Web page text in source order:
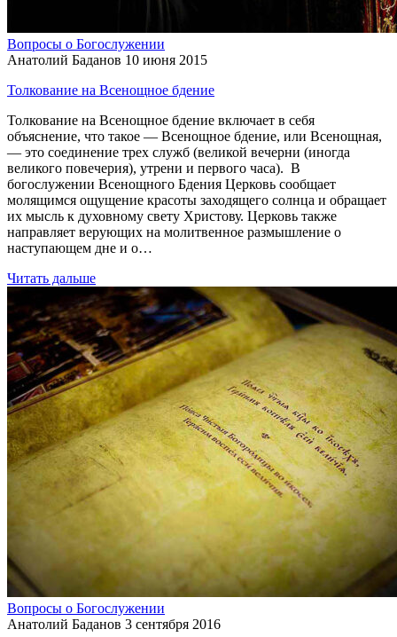
Вопросы о Богослужении
Анатолий Баданов 10 июня 2015
Толкование на Всенощное бдение
Толкование на Всенощное бдение включает в себя
объяснение, что такое — Всенощное бдение, или Всенощная,
— это соединение трех служб (великой вечерни (иногда
великого повечерия), утрени и первого часа). В
богослужении Всенощного Бдения Церковь сообщает
молящимся ощущение красоты заходящего солнца и обращает
их мысль к духовному свету Христову. Церковь также
направляет верующих на молитвенное размышление о
наступающем дне и о…
Читать дальше
Вопросы о Богослужении
Анатолий Баданов 3 сентября 2016